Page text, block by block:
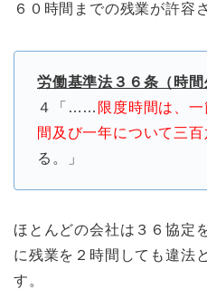
６０時間までの残業が許容
労働基準法３６条（時間
４「…… 限度時間は、
間及び一年について三百
る。」
ほとんどの会社は３６協定
に残業を２時間しても違法
す。